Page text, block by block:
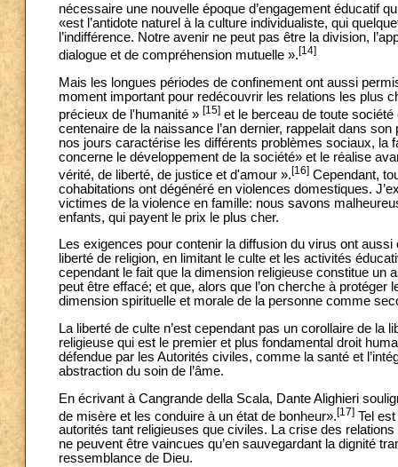
nécessaire une nouvelle époque d’engagement éducatif
«est l’antidote naturel à la culture individualiste, qui
l’indifférence. Notre avenir ne peut pas être la division,
dialogue et de compréhension mutuelle ».[14]
Mais les longues périodes de confinement ont aussi
moment important pour redécouvrir les relations les plus
précieux de l'humanité » [15] et le berceau de toute
centenaire de la naissance l’an dernier, rappelait dans
nos jours caractérise les différents problèmes sociaux, la
concerne le développement de la société» et le réalise
vérité, de liberté, de justice et d'amour ».[16] Cependant,
cohabitations ont dégénéré en violences domestiques.
victimes de la violence en famille: nous savons
enfants, qui payent le prix le plus cher.
Les exigences pour contenir la diffusion du virus ont
liberté de religion, en limitant le culte et les activités
cependant le fait que la dimension religieuse constitue un
peut être effacé; et que, alors que l’on cherche à
dimension spirituelle et morale de la personne comme
La liberté de culte n’est cependant pas un corollaire de
religieuse qui est le premier et plus fondamental droit
défendue par les Autorités civiles, comme la santé et
abstraction du soin de l’âme.
En écrivant à Cangrande della Scala, Dante Alighieri
de misère et les conduire à un état de bonheur».[17] Tel
autorités tant religieuses que civiles. La crise des
ne peuvent être vaincues qu’en sauvegardant la dignité
ressemblance de Dieu.